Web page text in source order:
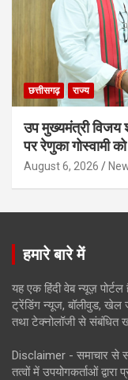
छत्तीसगढ़ राज्य
उप मुख्यमंत्री विजय
पर रेणुका गोस्वामी
August 6, 2026
हमारे बारे में
यह एक हिंदी वेब न्यूज़
ट्रेंडिंग न्यूज, बॉलीवुड, खेल
तथा टेक्नोलॉजी से संबंधित
Disclaimer - समाचार से
तत्वों में उपयोगकर्ताओं